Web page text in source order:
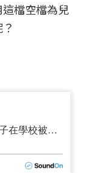
檔空檔為兒